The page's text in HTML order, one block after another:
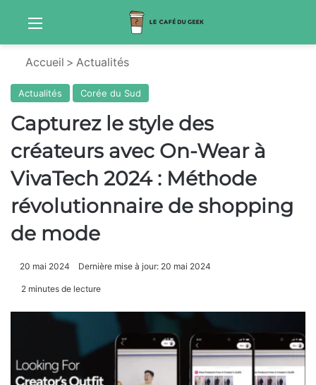
Menu
Accueil > Actualités
Actualités Corée du Sud
Capturez le style des
créateurs avec On-Wear à
VivaTech 2024 : Méthode
révolutionnaire de shopping
de mode
20 mai 2024 Dernière mise à jour: 20 mai 2024
2 minutes de lecture